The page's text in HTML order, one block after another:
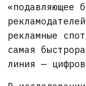
«подавляющее
рекламные
самая
линия —